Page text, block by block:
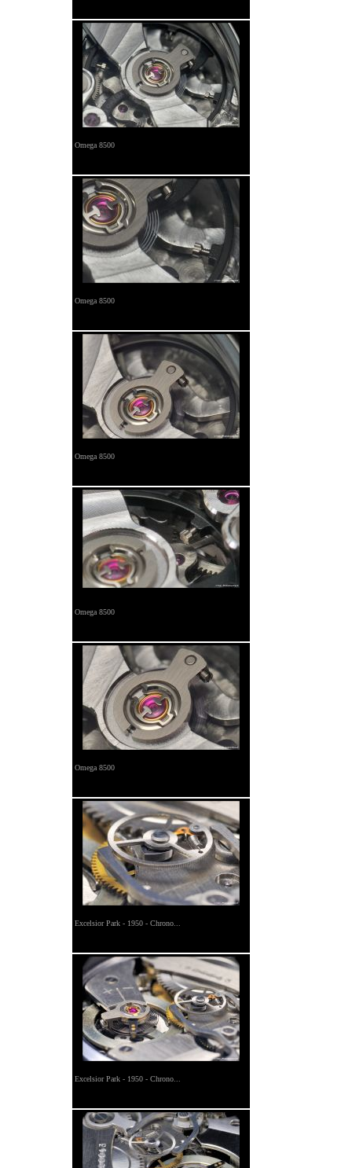
Omega 8500
Omega 8500
Omega 8500
Omega 8500
Omega 8500
Excelsior Park - 1950 - Chrono...
Excelsior Park - 1950 - Chrono...